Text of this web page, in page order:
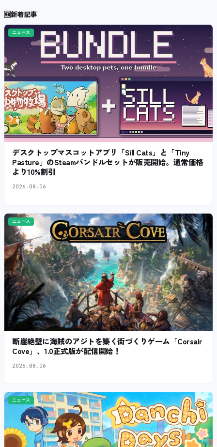
🆕新着記事
ニュース
デスクトップマスコットアプリ「Sill Cats」と「Tiny
Pasture」のSteamバンドルセットが販売開始。通常価格
より10%割引
2026.08.06
ニュース
断崖絶壁に海賊のアジトを築く街づくりゲーム「Corsair
Cove」、1.0正式版が配信開始！
2026.08.06
ニュース